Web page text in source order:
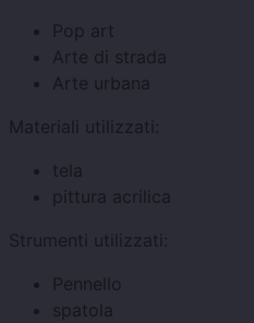
Pop art
Arte di strada
Arte urbana
Materiali utilizzati:
tela
pittura acrilica
Strumenti utilizzati:
Pennello
spatola